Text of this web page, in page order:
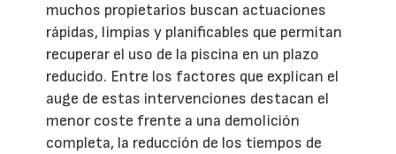
muchos propietarios buscan actuaciones
rápidas, limpias y planificables que permitan
recuperar el uso de la piscina en un plazo
reducido. Entre los factores que explican el
auge de estas intervenciones destacan el
menor coste frente a una demolición
completa, la reducción de los tiempos de